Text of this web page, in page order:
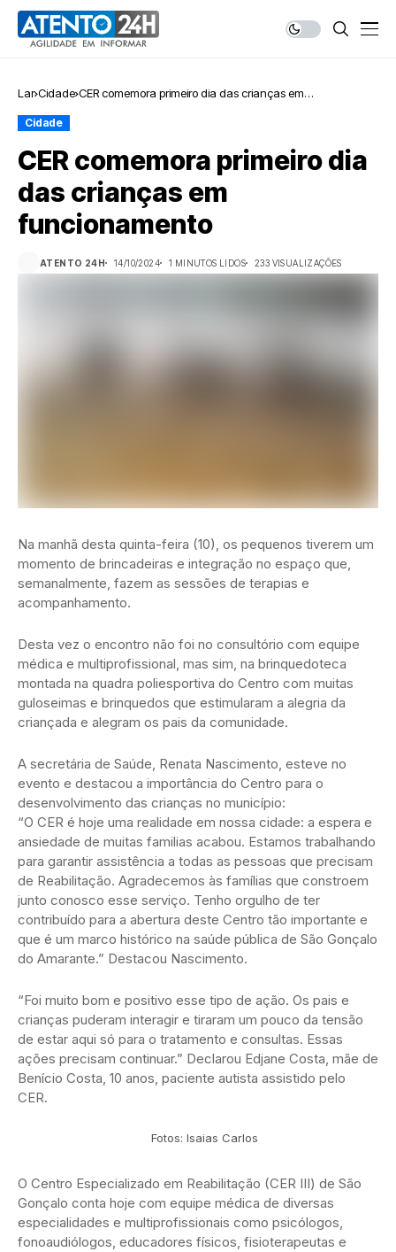
Lar Cidade CER comemora primeiro dia das crianças em
Cidade
CER comemora primeiro dia
das crianças em
funcionamento
ATENTO 24H 14/10/2024 1 MINUTOS LIDOS 233 VISUALIZAÇÕES
Na manhã desta quinta-feira (10), os pequenos tiverem um
momento de brincadeiras e integração no espaço que,
semanalmente, fazem as sessões de terapias e
acompanhamento.
Desta vez o encontro não foi no consultório com equipe
médica e multiprofissional, mas sim, na brinquedoteca
montada na quadra poliesportiva do Centro com muitas
guloseimas e brinquedos que estimularam a alegria da
criançada e alegram os pais da comunidade.
A secretária de Saúde, Renata Nascimento, esteve no
evento e destacou a importância do Centro para o
desenvolvimento das crianças no município:
“O CER é hoje uma realidade em nossa cidade: a espera e
ansiedade de muitas familias acabou. Estamos trabalhando
para garantir assistência a todas as pessoas que precisam
de Reabilitação. Agradecemos às famílias que constroem
junto conosco esse serviço. Tenho orgulho de ter
contribuído para a abertura deste Centro tão importante e
que é um marco histórico na saúde pública de São Gonçalo
do Amarante.” Destacou Nascimento.
“Foi muito bom e positivo esse tipo de ação. Os pais e
crianças puderam interagir e tiraram um pouco da tensão
de estar aqui só para o tratamento e consultas. Essas
ações precisam continuar.” Declarou Edjane Costa, mãe de
Benício Costa, 10 anos, paciente autista assistido pelo
CER.
Fotos: Isaias Carlos
O Centro Especializado em Reabilitação (CER III) de São
Gonçalo conta hoje com equipe médica de diversas
especialidades e multiprofissionais como psicólogos,
fonoaudiólogos, educadores físicos, fisioterapeutas e